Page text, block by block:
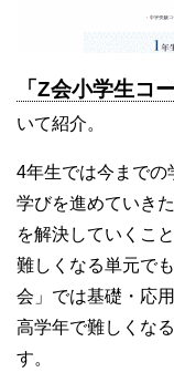
「Z会小学生コ
いて紹介。
4年生では今までの
学びを進めていき
を解決していくこ
難しくなる単元で
会」では基礎・応
高学年で難しくな
す。